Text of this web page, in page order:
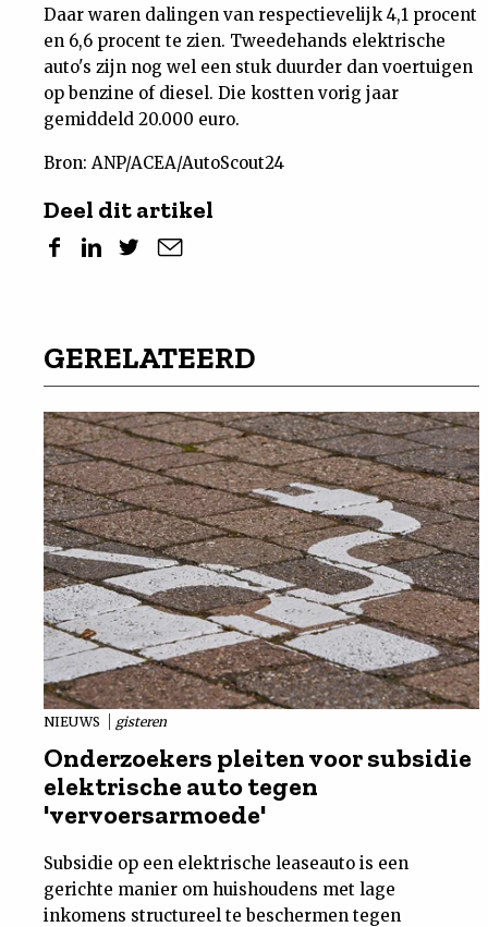
Daar waren dalingen van respectievelijk 4,1 procent
en 6,6 procent te zien. Tweedehands elektrische
auto's zijn nog wel een stuk duurder dan voertuigen
op benzine of diesel. Die kostten vorig jaar
gemiddeld 20.000 euro.
Bron: ANP/ACEA/AutoScout24
Deel dit artikel
GERELATEERD
NIEUWS gisteren
Onderzoekers pleiten voor subsidie
elektrische auto tegen
'vervoersarmoede'
Subsidie op een elektrische leaseauto is een
gerichte manier om huishoudens met lage
inkomens structureel te beschermen tegen